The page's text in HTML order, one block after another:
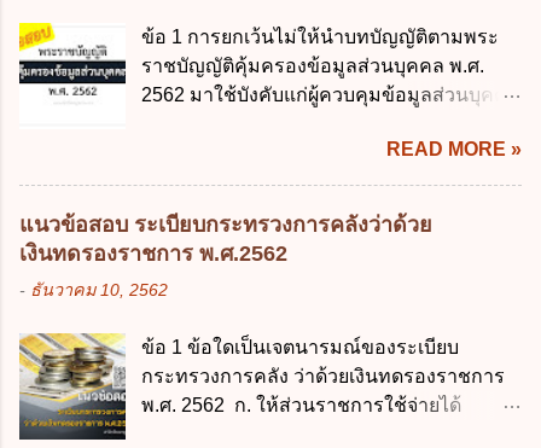
รับผิดชอบในการบริหารจัดการข้อมูลของ
หน่วยงานของรัฐ ง. กำหนดกรอบและทิศทาง
การบริหารงานภาครัฐและการจัดทำบริการ
สาธารณะในรูปแบบดิจิทัล ข้อ 4 กรรมการ
พัฒนารัฐบาลดิจิทัลโดยตำแหน่ง ม...
เว้นแต่เด็กที่สอบได้ชั้นปีที่ 9 ของการศึกษา
ภาคบังคับแล้ว 2. ผู้ปกครอง คือ 2.1 บิดา
มารดา 2.2 บิดาหรือมารดา ซึ่งเป็นผู้ใช้
กฎหมายแพ่งและพาณิชย์ 2.4 บุคคลที่เด็ก
อยู่ด้วยเป็นประจำหรือที่เด็กอยู่รับใช้การงาน
3. ผู้ปกครองดังกล่าว มีหน้าที่ ส่งเด็กเข้าเรียน
ในสถานศึกษาในวันแรกของการเปิดเรียนภาค
การเปิดเรียนภาคต้น ถ้าสถานศึกษายังมิไ...
ข้อ 1 การยกเว้นไม่ให้นำบทบัญญัติตามพระ
ราชบัญญัติคุ้มครองข้อมูลส่วนบุคคล พ.ศ.
2562 มาใช้บังคับแก่ผู้ควบคุมข้อมูลส่วนบุคคล
ข. พระราชกำหนด ค. พระราชกฤษฎีกา ง. กฎ
กระทรวง ข้อ 2 กฎหมายตามข้อ 1 กำหนด
หน่วยงานและกิจการใดที่ผู้ควบคุมข้อมูลส่วน
รัฐทุกแห่ง ข. กิจการด้านการศึกษา ค. กิจการ
ข้อ 3 โดยหลัก ทั่วไป พระราชบัญญัติคุ้มครอง
ข้อมูลส่วนบุคคล พ.ศ. 2562 ใช้บังคับตั้งแต่วัน
ใด ก. 26 พฤษภาคม 2562 ข. 27 พฤษภาคม
READ MORE »
แนวข้อสอบ ระเบียบกระทรวงการคลังว่าด้วย
เงินทดรองราชการ พ.ศ.2562
- ธันวาคม 10, 2562
ข้อ 1 ข้อใดเป็นเจตนารมณ์ของระเบียบ
กระทรวงการคลัง ว่าด้วยเงินทดรองราชการ
พ.ศ. 2562 ก. ให้ส่วนราชการใช้จ่ายได้